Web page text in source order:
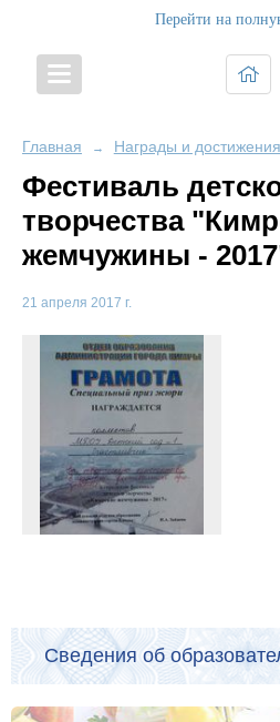
Перейти на
Главная → Награды и достижения
Фестиваль
творчества
жемчужины -
21 апреля 2017 г.
Сведения об